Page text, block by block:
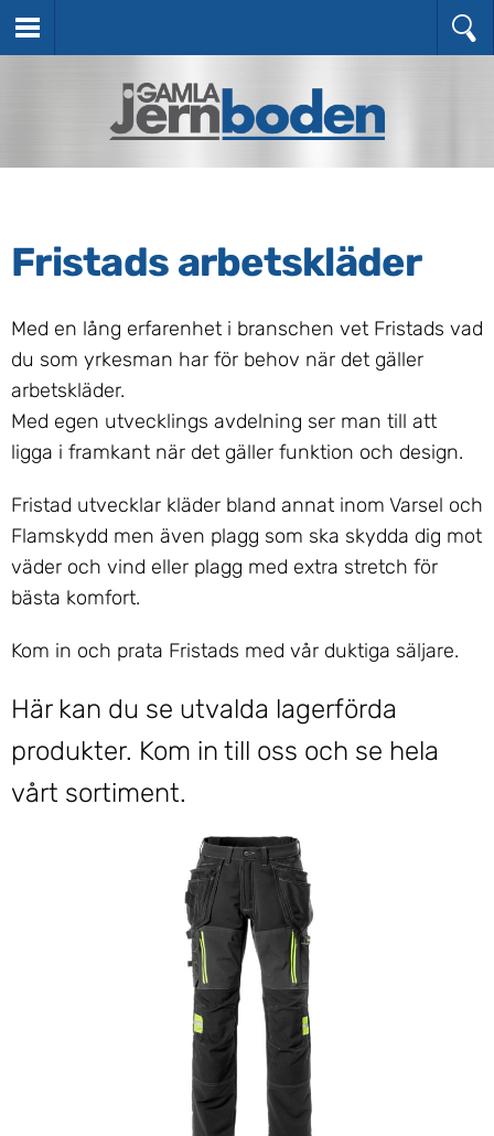
Fristads arbetskläder
Med en lång erfarenhet i branschen vet Fristads vad
du som yrkesman har för behov när det gäller
arbetskläder.
Med egen utvecklings avdelning ser man till att
ligga i framkant när det gäller funktion och design.
Fristad utvecklar kläder bland annat inom Varsel och
Flamskydd men även plagg som ska skydda dig mot
väder och vind eller plagg med extra stretch för
bästa komfort.
Kom in och prata Fristads med vår duktiga säljare.
Här kan du se utvalda lagerförda
produkter. Kom in till oss och se hela
vårt sortiment.